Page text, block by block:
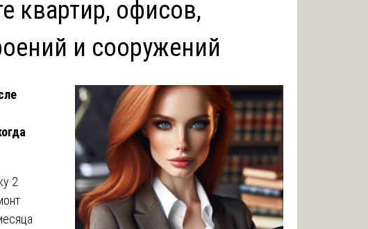
квартир, офисов,
и сооружений
2